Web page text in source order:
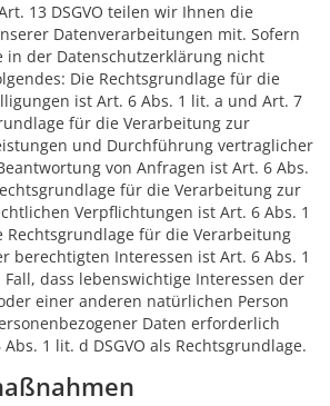
13 DSGVO teilen wir Ihnen die
Datenverarbeitungen mit. Sofern
in der Datenschutzerklärung nicht
Die Rechtsgrundlage für die
ist Art. 6 Abs. 1 lit. a und Art. 7
für die Verarbeitung zur
und Durchführung vertraglicher
von Anfragen ist Art. 6 Abs.
für die Verarbeitung zur
Verpflichtungen ist Art. 6 Abs. 1
Rechtsgrundlage für die Verarbeitung
berechtigten Interessen ist Art. 6 Abs. 1
Fall, dass lebenswichtige Interessen der
einer anderen natürlichen Person
Daten erforderlich
1 lit. d DSGVO als Rechtsgrundlage.